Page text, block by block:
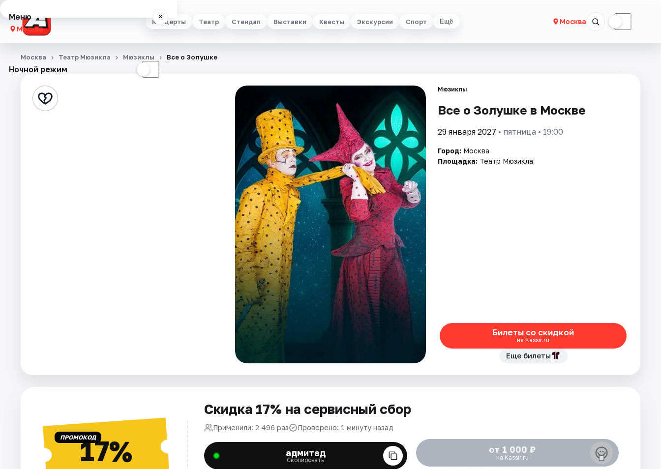
Концерты Театр Стендап Выставки Квесты Экскурсии Спорт Ещё Москва ☾
Меню ×
Москва
Концерты
Стендап
Ночной режим ☾
Москва Театр Мюзикла Мюзиклы Все о Золушке
Мюзиклы
Все о Золушке в Москве
29 января 2027 • пятница • 19:00
Город: Москва
Площадка: Театр Мюзикла
Билеты со скидкой
на Kassir.ru
Еще билеты
ПРОМОКОД17%
Скидка 17% на сервисный сбор
Применили: 2 496 раз Проверено: 1 минуту назад
адмитад
Скопировать
от 1 000 ₽
на Kassir.ru